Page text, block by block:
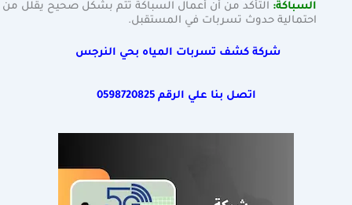
السباكة: التأكد من أن أعمال السباكة تتم بشكل صحيح يقلل من
احتمالية حدوث تسربات في المستقبل.
شركة كشف تسربات المياه بحي النرجس
اتصل بنا علي الرقم0598720825